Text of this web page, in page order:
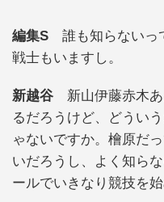
編集S 誰も知らないっ
戦士もいますし。
新越谷 新山伊藤赤木
るだろうけど、どうい
ゃないですか。檜原だ
いだろうし、よく知ら
ールでいきなり競技を始